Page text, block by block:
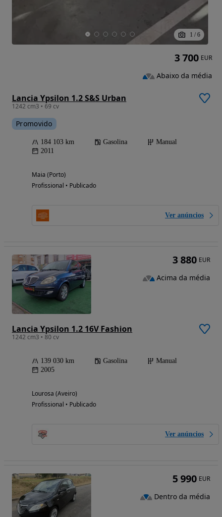
1 / 6
Lancia Ypsilon 1.2 S&S Urban
1242 cm3 • 69 cv
Promovido
184 103 km Gasolina
Manual
2011
Maia (Porto)
Profissional • Publicado
Ver anúncios
3 700 EUR
Abaixo da média
Lancia Ypsilon 1.2 16V Fashion
1242 cm3 • 80 cv
139 030 km Gasolina
Manual
2005
Lourosa (Aveiro)
Profissional • Publicado
Ver anúncios
3 880 EUR
Acima da média
5 990 EUR
Dentro da média